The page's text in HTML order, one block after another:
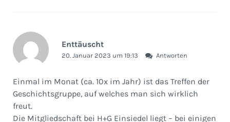
Enttäuscht
20. Januar 2023 um 19:13 Antworten
Einmal im Monat (ca. 10x im Jahr) ist das Treffen der
Geschichtsgruppe, auf welches man sich wirklich
freut.
Die Mitgliedschaft bei H+G Einsiedel liegt – bei einigen